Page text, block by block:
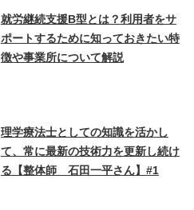
就労継続支援B型とは？利用者をサ
ポートするために知っておきたい特
徴や事業所について解説
理学療法士としての知識を活かし
て、常に最新の技術力を更新し続け
る【整体師 石田一平さん】#1